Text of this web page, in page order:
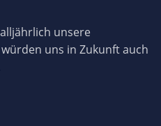
unsere
uns in Zukunft auch